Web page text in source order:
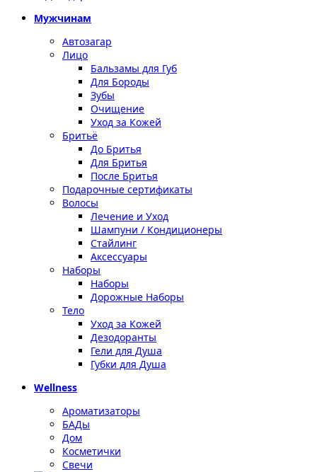
Мужчинам
Автозагар
Лицо
Бальзамы для Губ
Для Бороды
Зубы
Очищение
Уход за Кожей
Бритьё
До Бритья
Для Бритья
После Бритья
Подарочные сертификаты
Волосы
Лечение и Уход
Шампуни / Кондиционеры
Стайлинг
Аксессуары
Наборы
Наборы
Дорожные Наборы
Тело
Уход за Кожей
Дезодоранты
Гели для Душа
Губки для Душа
Wellness
Ароматизаторы
БАДы
Дом
Косметички
Свечи